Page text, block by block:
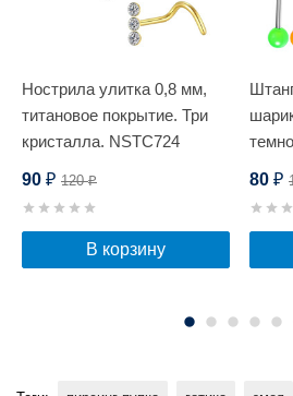
Нострила улитка 0,8 мм,
титановое покрытие. Три
кристалла. NSTC724
90 ₽ 120₽
В корзину
80 ₽